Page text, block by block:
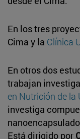
En los tres
Cima y la Clínica
En otros dos
trabajan
en Nutrición de la
investiga
Está dirigido por